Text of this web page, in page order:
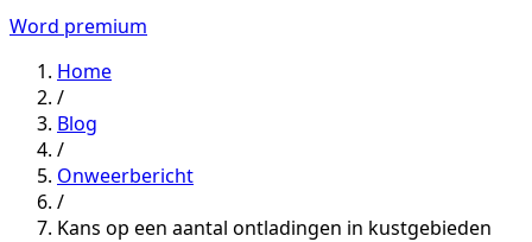
Word premium
Home
/
Blog
/
Onweerbericht
/
Kans op een aantal ontladingen in kustgebieden